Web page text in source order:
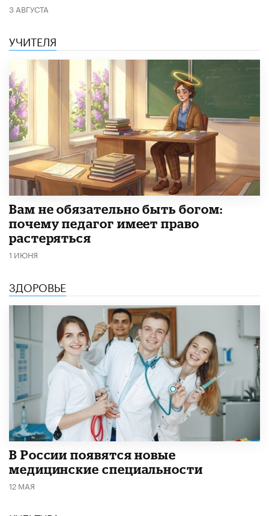
3 АВГУСТА
УЧИТЕЛЯ
​Вам не обязательно быть богом:
почему педагог имеет право
растеряться
1 ИЮНЯ
ЗДОРОВЬЕ
В России появятся новые
медицинские специальности
12 МАЯ